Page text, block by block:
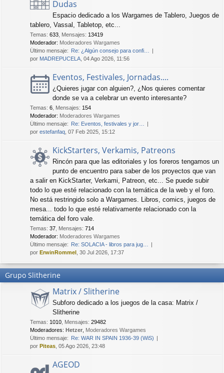
Dudas
Espacio dedicado a los Wargames de Tablero, Juegos de
tablero, Vassal, Tabletop, etc...
Temas: 633 Mensajes: 13419
Moderador: Moderadores Wargames
Último mensaje: Re: ¿Algún consejo para confi…
por MADREPUCELA , 04 Ago 2026, 11:56
Eventos, Festivales, Jornadas....
¿Quieres jugar con alguien?, ¿Nos quieres comentar
donde se va a celebrar un evento interesante?
Temas: 6 Mensajes: 154
Moderador: Moderadores Wargames
Último mensaje: Re: Eventos, festivales y jor…
por estefanfaq , 07 Feb 2025, 15:12
KickStarters, Verkamis, Patreons
Rincón para que las editoriales y los foreros tengamos un
punto de encuentro para saber de los proyectos que van
a salir en KickStarter, Verkami, Patreon, etc... Se puede subir
todo lo que esté relacionado con la temática de la web y el foro.
No está restringido solo a Wargames. Libros, comics, juegos de
mesa... todo lo que esté relativamente relacionado con la
temática del foro vale.
Temas: 37 Mensajes: 714
Moderador: Moderadores Wargames
Último mensaje: Re: SOLACIA - libros para jug…
por ErwinRommel , 30 Jul 2026, 17:37
Grupo Slitherine
Matrix / Slitherine
Subforo dedicado a los juegos de la casa: Matrix /
Slitherine
Temas: 1010 Mensajes: 29482
Moderadores: Hetzer Moderadores Wargames
Último mensaje: Re: WAR IN SPAIN 1936-39 (WiS)
por Piteas , 05 Ago 2026, 23:48
AGEOD